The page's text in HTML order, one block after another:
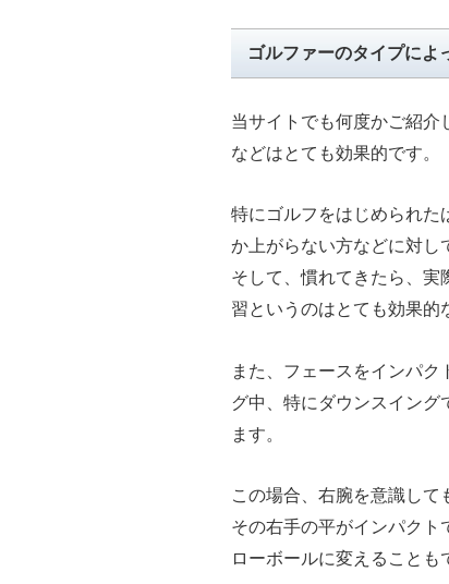
ゴルファーのタイプによ
当サイトでも何度かご紹介
などはとても効果的です。
特にゴルフをはじめられた
か上がらない方などに対し
そして、慣れてきたら、実
習というのはとても効果的
また、フェースをインパ
グ中、特にダウンスイング
ます。
この場合、右腕を意識して
その右手の平がインパクト
ローボールに変えることも